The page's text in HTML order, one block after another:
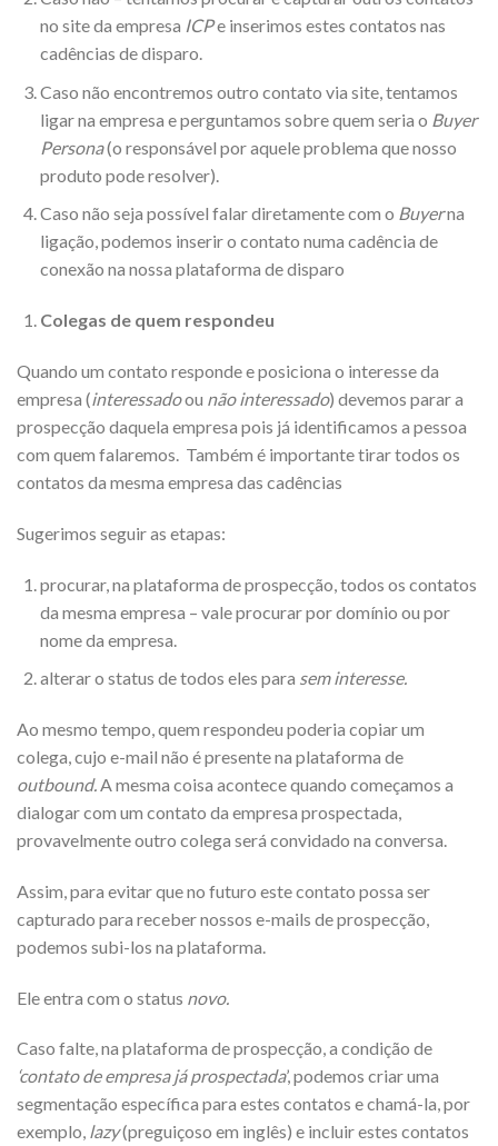
no site da empresa ICPe inserimos estes contatos nas
cadências de disparo.
Caso não encontremos outro contato via site, tentamos
ligar na empresa e perguntamos sobre quem seria o Buyer
Persona(o responsável por aquele problema que nosso
produto pode resolver).
Caso não seja possível falar diretamente com o Buyerna
ligação, podemos inserir o contato numa cadência de
conexão na nossa plataforma de disparo
Colegas de quem respondeu
Quando um contato responde e posiciona o interesse da
empresa (interessadoou não interessado) devemos parar a
prospecção daquela empresa pois já identificamos a pessoa
com quem falaremos. Também é importante tirar todos os
contatos da mesma empresa das cadências
Sugerimos seguir as etapas:
procurar, na plataforma de prospecção, todos os contatos
da mesma empresa – vale procurar por domínio ou por
nome da empresa.
alterar o status de todos eles para sem interesse.
Ao mesmo tempo, quem respondeu poderia copiar um
colega, cujo e-mail não é presente na plataforma de
outbound.A mesma coisa acontece quando começamos a
dialogar com um contato da empresa prospectada,
provavelmente outro colega será convidado na conversa.
Assim, para evitar que no futuro este contato possa ser
capturado para receber nossos e-mails de prospecção,
podemos subi-los na plataforma.
Ele entra com o status novo.
Caso falte, na plataforma de prospecção, a condição de
‘contato de empresa já prospectada’, podemos criar uma
segmentação específica para estes contatos e chamá-la, por
exemplo, lazy(preguiçoso em inglês) e incluir estes contatos